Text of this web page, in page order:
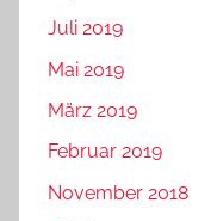
Juli 2019
Mai 2019
März 2019
Februar 2019
November 2018